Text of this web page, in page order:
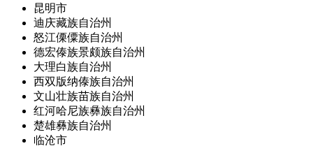
昆明市
迪庆藏族自治州
怒江傈僳族自治州
德宏傣族景颇族自治州
大理白族自治州
西双版纳傣族自治州
文山壮族苗族自治州
红河哈尼族彝族自治州
楚雄彝族自治州
临沧市